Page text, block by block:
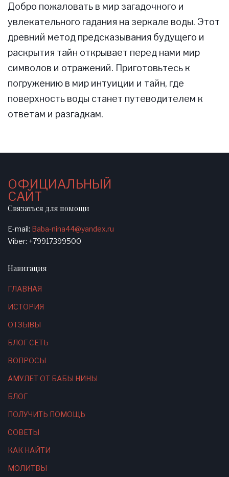
Добро пожаловать в мир загадочного и
увлекательного гадания на зеркале воды. Этот
древний метод предсказывания будущего и
раскрытия тайн открывает перед нами мир
символов и отражений. Приготовьтесь к
погружению в мир интуиции и тайн, где
поверхность воды станет путеводителем к
ответам и разгадкам.
ОФИЦИАЛЬНЫЙ
САЙТ
Связаться для помощи
E-mail: Baba-nina44@yandex.ru
Viber: +79917399500
Навигация
ГЛАВНАЯ
ИСТОРИЯ
ОТЗЫВЫ
БЛОГ СЕТЬ
ВОПРОСЫ
АМУЛЕТ ОТ БАБЫ НИНЫ
БЛОГ
ПОЛУЧИТЬ ПОМОЩЬ
СОВЕТЫ
КАК НАЙТИ
МОЛИТВЫ